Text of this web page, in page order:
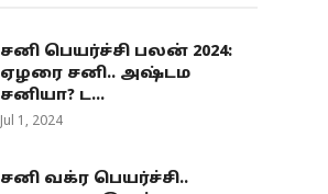
சனி பெயர்ச்சி பலன் 2024:
ஏழரை சனி.. அஷ்டம
சனியா? ட...
Jul 1, 2024
சனி வக்ர பெயர்ச்சி..